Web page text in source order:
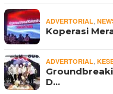
ADVERTORIAL,
Koperasi
ADVERTORIAL,
D…